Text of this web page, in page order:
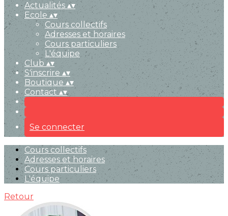
Actualités ▴▾
Ecole▴▾
Cours collectifs
Adresses et horaires
Cours particuliers
L'équipe
Club ▴▾
S'inscrire ▴▾
Boutique▴▾
Contact ▴▾
Se connecter
Cours collectifs
Adresses et horaires
Cours particuliers
L'équipe
Retour